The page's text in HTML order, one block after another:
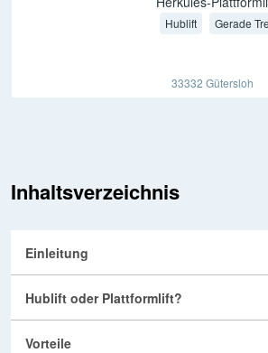
Hublift Gerade
33332 Gütersloh
Inhaltsverzeichnis
Einleitung
Hublift oder Plattformlift?
Vorteile